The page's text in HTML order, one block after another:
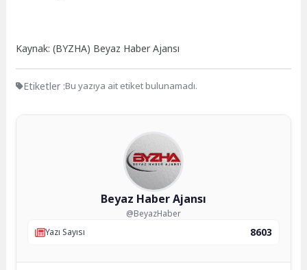
Kaynak: (BYZHA) Beyaz Haber Ajansı
Etiketler :Bu yazıya ait etiket bulunamadı.
Beyaz Haber Ajansı
@BeyazHaber
Yazı Sayısı
8603